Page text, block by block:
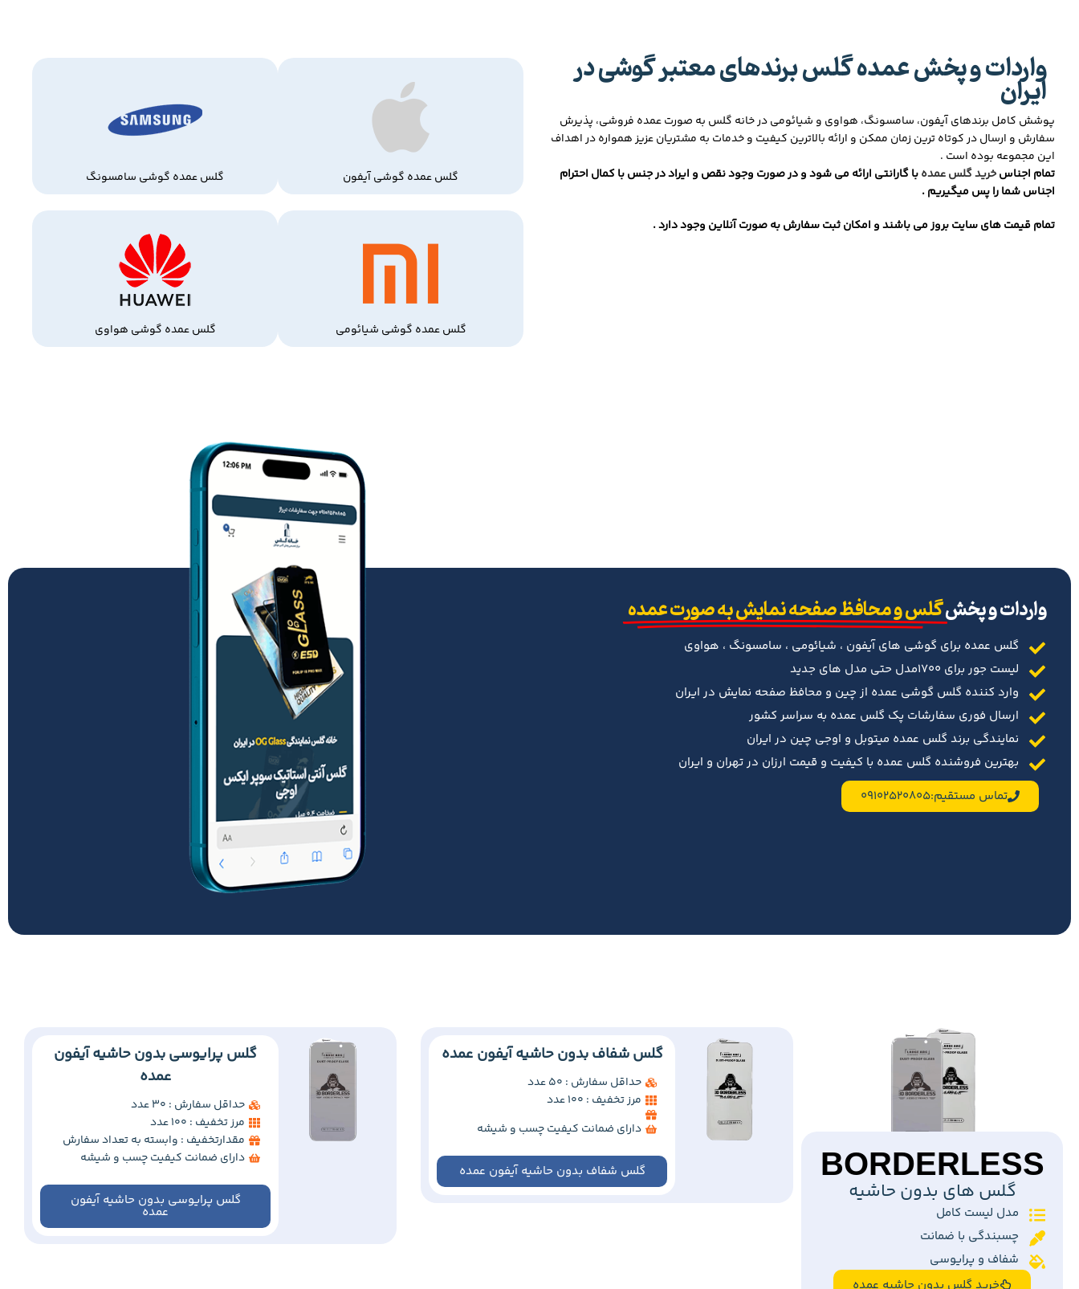
واردات و پخش عمده گلس برندهای معتبر گوشی در
ایران
پوشش کامل برندهای آیفون، سامسونگ، هواوی و شیائومی در خانه گلس به صورت عمده فروشی، پذیرش
سفارش و ارسال در کوتاه ترین زمان ممکن و ارائه بالاترین کیفیت و خدمات به مشتریان عزیز همواره در اهداف
این مجموعه بوده است .
تمام اجناسخرید گلس عمدهبا گارانتی ارائه می شود و در صورت وجود نقص و ایراد در جنس با کمال احترام
اجناس شما را پس میگیریم .
تمام قیمت های سایت بروز می باشند و امکان ثبت سفارش به صورت آنلاین وجود دارد .
گلس عمده گوشی آیفون گلس عمده گوشی سامسونگ
گلس عمده گوشی شیائومی گلس عمده گوشی هواوی
‌واردات و پخشگلس و محافظ صفحه نمایش به صورت عمده
گلس عمده برای گوشی های آیفون ، شیائومی ، سامسونگ ، هواوی
لیست جور برای 1700مدل حتی مدل های جدید
وارد کننده گلس گوشی عمده از چین و محافظ صفحه نمایش در ایران
ارسال فوری سفارشات پک گلس عمده به سراسر کشور
نمایندگی برند گلس عمده میتوبل و اوجی چین در ایران
بهترین فروشنده گلس عمده با کیفیت و قیمت ارزان در تهران و ایران
تماس مستقیم:09102520805
BORDERLESS
گلس های بدون حاشیه
مدل لیست کامل
چسبندگی با ضمانت
شفاف و پرایوسی
گلس شفاف بدون حاشیه آیفون عمده
حداقل سفارش : 50 عدد
مرز تخفیف : 100 عدد
دارای ضمانت کیفیت چسب و شیشه
گلس شفاف بدون حاشیه آیفون عمده
گلس پرایوسی بدون حاشیه آیفون
عمده
حداقل سفارش : 30 عدد
مرز تخفیف : 100 عدد
مقدارتخفیف : وابسته به تعداد سفارش
دارای ضمانت کیفیت چسب و شیشه
گلس پرایوسی بدون حاشیه آیفون
عمده